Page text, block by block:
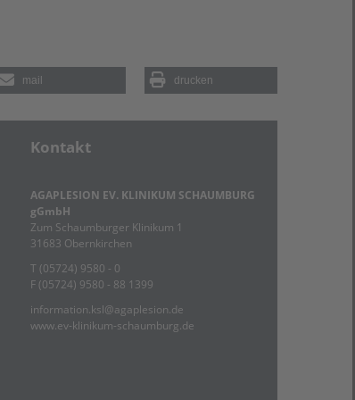
mail drucken
Kontakt
AGAPLESION EV. KLINIKUM SCHAUMBURG
gGmbH
Zum Schaumburger Klinikum 1
31683 Obernkirchen
T (05724) 9580 - 0
F (05724) 9580 - 88 1399
information.ksl@agaplesion.de
www.ev-klinikum-schaumburg.de